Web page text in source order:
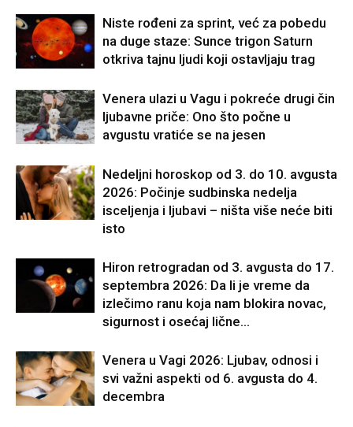
Niste rođeni za sprint, već za pobedu
na duge staze: Sunce trigon Saturn
otkriva tajnu ljudi koji ostavljaju trag
Venera ulazi u Vagu i pokreće drugi čin
ljubavne priče: Ono što počne u
avgustu vratiće se na jesen
Nedeljni horoskop od 3. do 10. avgusta
2026: Počinje sudbinska nedelja
isceljenja i ljubavi – ništa više neće biti
isto
Hiron retrogradan od 3. avgusta do 17.
septembra 2026: Da li je vreme da
izlečimo ranu koja nam blokira novac,
sigurnost i osećaj lične...
Venera u Vagi 2026: Ljubav, odnosi i
svi važni aspekti od 6. avgusta do 4.
decembra